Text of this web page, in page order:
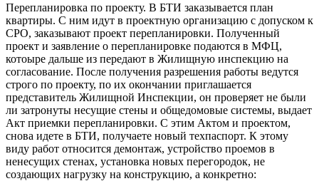
Перепланировка по проекту. В БТИ заказывается план
квартиры. С ним идут в проектную организацию с допуском к
СРО, заказывают проект перепланировки. Полученный
проект и заявление о перепланировке подаются в МФЦ,
котоыре дальше из передают в Жилищную инспекцию на
согласование. После получения разрешения работы ведутся
строго по проекту, по их окончании приглашается
представитель Жилищной Инспекции, он проверяет не были
ли затронуты несущие стены и общедомовые системы, выдает
Акт приемки перепланировки. С этим Актом и проектом,
снова идете в БТИ, получаете новый техпаспорт. К этому
виду работ относится демонтаж, устройство проемов в
ненесущих стенах, установка новых перегородок, не
создающих нагрузку на конструкцию, а конкретно: